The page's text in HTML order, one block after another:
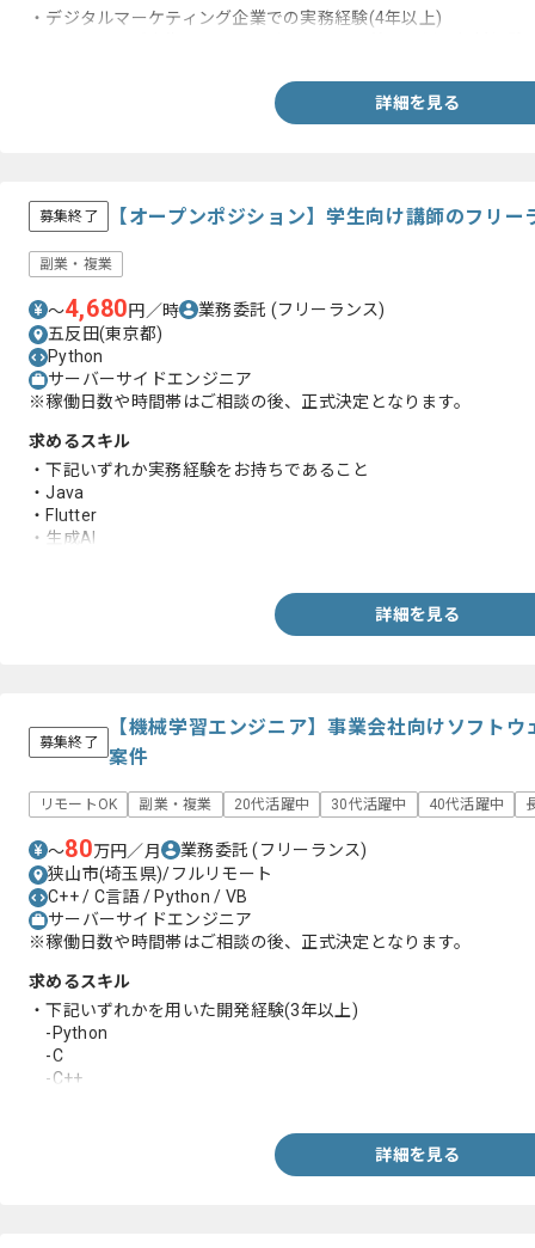
・デジタルマーケティング企業での実務経験(4年以上)
詳細を見る
募集終了 【オープンポジション】学生向け講師のフリ
副業・複業
〜4,680円／時 業務委託 (フリーランス)
五反田(東京都)
Python
サーバーサイドエンジニア
※稼働日数や時間帯はご相談の後、正式決定となります。
求めるスキル
・下記いずれか実務経験をお持ちであること
・Java
・Flutter
・生成AI
詳細を見る
募集終了
【機械学習エンジニア】事業会社向けソフト
案件
リモートOK 副業・複業 20代活躍中 30代活躍中 40代活躍中
〜80万円／月 業務委託(フリーランス)
狭山市(埼玉県)/フルリモート
C++ / C言語 / Python / VB
サーバーサイドエンジニア
※稼働日数や時間帯はご相談の後、正式決定となります。
求めるスキル
・下記いずれかを用いた開発経験(3年以上)
-Python
-C
-C++
詳細を見る